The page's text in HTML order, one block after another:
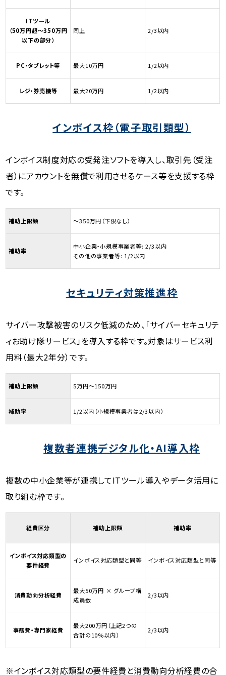
ITツール
（50万円超～350万円
以下の部分）
同上 2/3以内
PC・タブレット等 最大10万円 1/2以内
レジ・券売機等 最大20万円 1/2以内
インボイス枠（電子取引類型）
インボイス制度対応の受発注ソフトを導入し、取引先（受注
者）にアカウントを無償で利用させるケース等を支援する枠
です。
補助上限額 ～350万円（下限なし）
補助率
中小企業・小規模事業者等: 2/3以内
その他の事業者等: 1/2以内
セキュリティ対策推進枠
サイバー攻撃被害のリスク低減のため、「サイバーセキュリテ
ィお助け隊サービス」を導入する枠です。対象はサービス利
用料（最大2年分）です。
補助上限額 5万円～150万円
補助率 1/2以内（小規模事業者は2/3以内）
複数者連携デジタル化・AI導入枠
複数の中小企業等が連携してITツール導入やデータ活用に
取り組む枠です。
経費区分 補助上限額 補助率
インボイス対応類型の
要件経費
インボイス対応類型と同等 インボイス対応類型と同等
消費動向分析経費
最大50万円 × グループ構
成員数
2/3以内
事務費・専門家経費
最大200万円（上記2つの
合計の10%以内）
2/3以内
※インボイス対応類型の要件経費と消費動向分析経費の合